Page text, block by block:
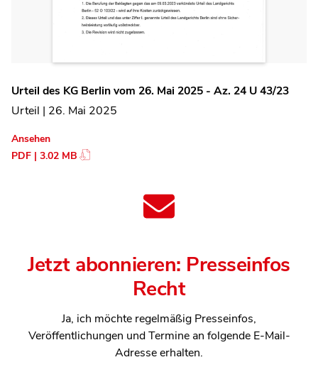
Urteil des KG Berlin vom 26. Mai 2025 - Az. 24 U 43/23
Urteil | 26. Mai 2025
Ansehen
PDF | 3.02 MB
Jetzt abonnieren: Presseinfos
Recht
Ja, ich möchte regelmäßig Presseinfos,
Veröffentlichungen und Termine an folgende E-Mail-
Adresse erhalten.